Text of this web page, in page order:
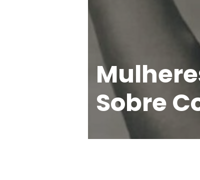
Sobre